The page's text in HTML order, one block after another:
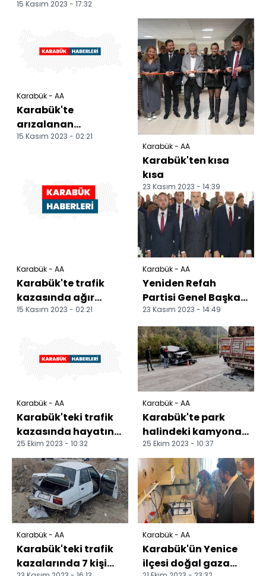
15 Kasım 2023 - 17:32
Karabük - AA
Karabük'te
arızalanan
otomobilinden inen
15 Kasım 2023 - 02:21
Karabük - AA
Karabük'te trafik
kazasında ağır
yaralanan infaz
15 Kasım 2023 - 02:21
Karabük - AA
Karabük'ten kısa
kısa
23 Kasım 2023 - 14:39
Karabük - AA
Yeniden Refah
Partisi Genel Başkan
Yardımcısı Kılıç,
Karabük'te konuştu:
23 Kasım 2023 - 14:49
Karabük - AA
Karabük'teki trafik
kazasında hayatını
kaybeden kişi
defnedildi
25 Ekim 2023 - 10:32
Karabük - AA
Karabük'te park
halindeki kamyona
çarpan minibüste 1
kişi öldü
25 Ekim 2023 - 10:37
Karabük - AA
Karabük'teki trafik
kazalarında 7 kişi
Karabük - AA
Karabük'ün Yenice
ilçesi doğal gaza